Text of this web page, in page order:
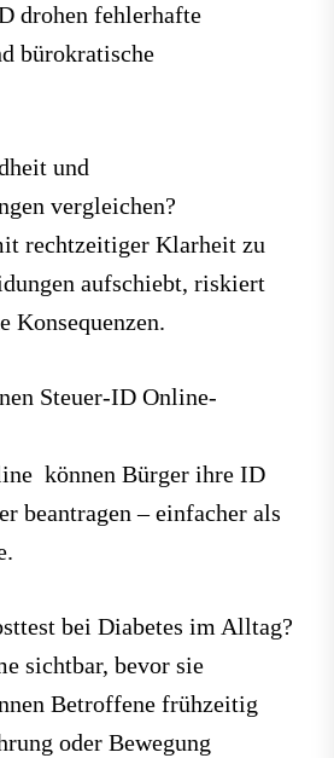
drohen fehlerhafte
bürokratische
und
vergleichen?
rechtzeitiger Klarheit zu
aufschiebt, riskiert
Konsequenzen.
Steuer-ID Online-
können Bürger ihre ID
beantragen – einfacher als
bei Diabetes im Alltag?
sichtbar, bevor sie
Betroffene frühzeitig
oder Bewegung